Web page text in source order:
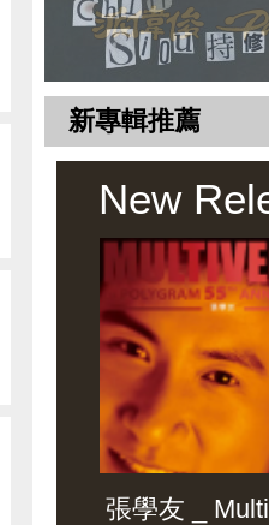
新專輯推薦
New
張學友 _